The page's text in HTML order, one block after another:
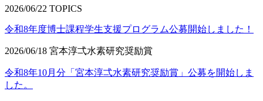
2026/06/22 TOPICS
令和8年度博士課程学生支援プログラム公募開始しました！
2026/06/18 宮本淳弌水素研究奨励賞
令和8年10月分「宮本淳弌水素研究奨励賞」公募を開始しま
した。